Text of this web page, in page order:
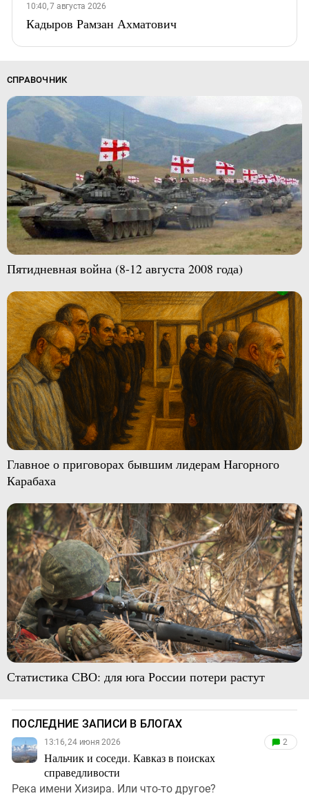
10:40, 7 августа 2026
Кадыров Рамзан Ахматович
СПРАВОЧНИК
Пятидневная война (8-12 августа 2008 года)
Главное о приговорах бывшим лидерам Нагорного
Карабаха
Статистика СВО: для юга России потери растут
ПОСЛЕДНИЕ ЗАПИСИ В БЛОГАХ
13:16, 24 июня 2026
Нальчик и соседи. Кавказ в поисках
справедливости
2
Река имени Хизира. Или что-то другое?